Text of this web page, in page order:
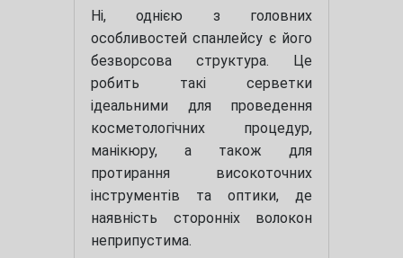
Ні, однією з головних
особливостей спанлейсу є його
безворсова структура. Це
робить такі серветки
ідеальними для проведення
косметологічних процедур,
манікюру, а також для
протирання високоточних
інструментів та оптики, де
наявність сторонніх волокон
неприпустима.